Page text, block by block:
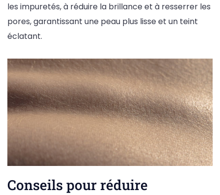
les impuretés, à réduire la brillance et à resserrer les
pores, garantissant une peau plus lisse et un teint
éclatant.
Conseils pour réduire